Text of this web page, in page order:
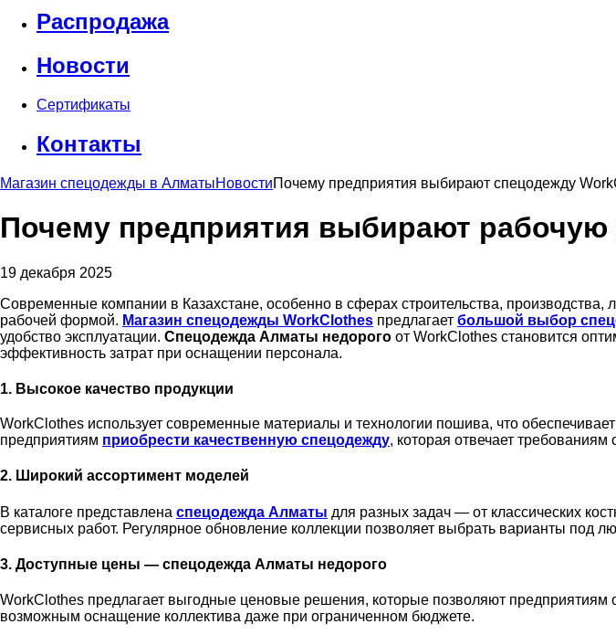
Распродажа
Новости
Сертификаты
Контакты
Магазин спецодежды в АлматыНовостиПочему предприятия выбирают спецодежду
Почему предприятия выбирают
19 декабря 2025
Современные компании в Казахстане, особенно в сферах строительства, производства,
рабочей формой. Магазин спецодежды WorkClothes предлагает большой выбор
удобство эксплуатации. Спецодежда Алматы недорого от WorkClothes становится
эффективность затрат при оснащении персонала.
1. Высокое качество продукции
WorkClothes использует современные материалы и технологии пошива, что
предприятиям приобрести качественную спецодежду, которая отвечает
2. Широкий ассортимент моделей
В каталоге представлена спецодежда Алматы для разных задач — от классических
сервисных работ. Регулярное обновление коллекции позволяет выбрать варианты под
3. Доступные цены — спецодежда Алматы недорого
WorkClothes предлагает выгодные ценовые решения, которые позволяют предприятиям
возможным оснащение коллектива даже при ограниченном бюджете.